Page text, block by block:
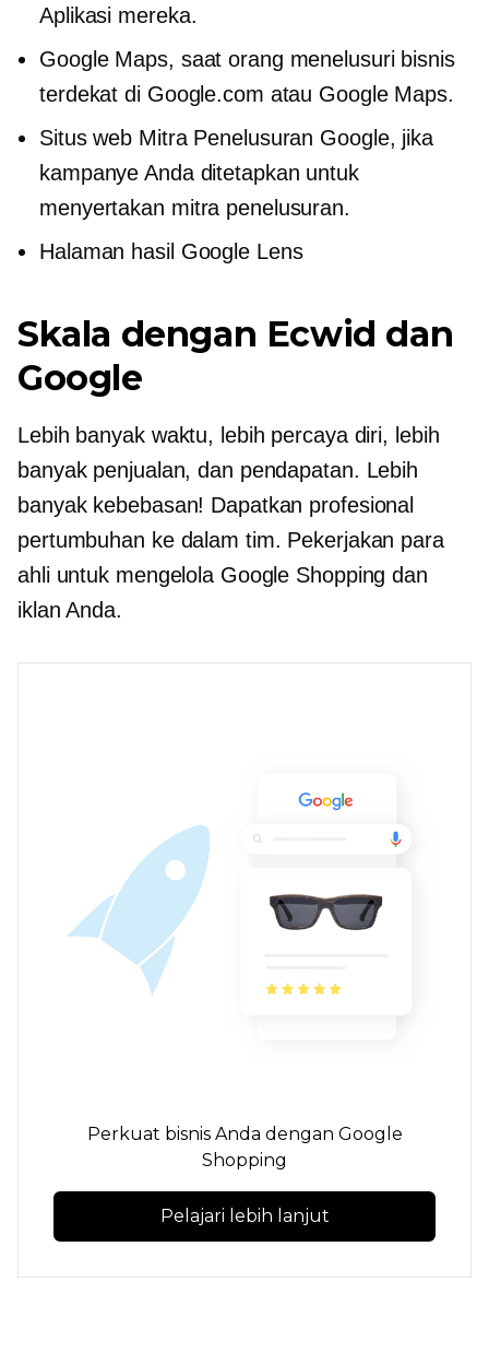
Aplikasi mereka.
Google Maps, saat orang menelusuri bisnis
terdekat di Google.com atau Google Maps.
Situs web Mitra Penelusuran Google, jika
kampanye Anda ditetapkan untuk
menyertakan mitra penelusuran.
Halaman hasil Google Lens
Skala dengan Ecwid dan
Google
Lebih banyak waktu, lebih percaya diri, lebih
banyak penjualan, dan pendapatan. Lebih
banyak kebebasan! Dapatkan profesional
pertumbuhan ke dalam tim. Pekerjakan para
ahli untuk mengelola Google Shopping dan
iklan Anda.
Perkuat bisnis Anda dengan Google
Shopping
Pelajari lebih lanjut